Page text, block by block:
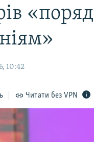
10:42
Читати без VPN